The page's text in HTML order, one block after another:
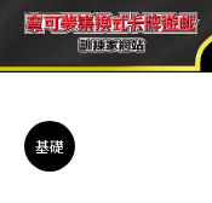
基礎